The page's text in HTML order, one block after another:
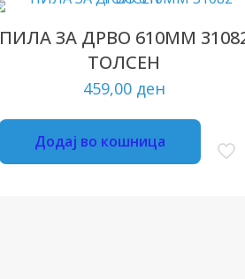
ПИЛА ЗА ДРВО 610ММ
ТОЛСЕН
459,00 ден
Додај во кошница